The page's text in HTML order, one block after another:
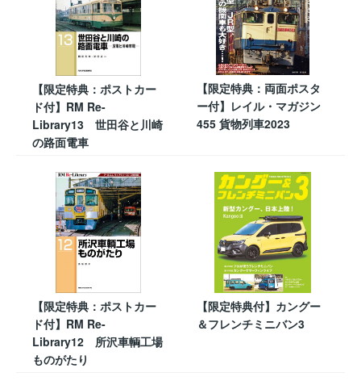
【限定特典：ポストカー
ド付】RM Re-
Library13 世田谷と川崎
の路面電車
【限定特典：両面ポスタ
ー付】レイル・マガジン
455 貨物列車2023
【限定特典：ポストカー
ド付】RM Re-
Library12 所沢車輌工場
ものがたり
【限定特典付】カングー
＆フレンチミニバン3